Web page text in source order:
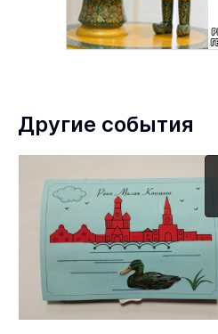
Другие события